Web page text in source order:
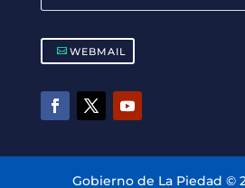
WEBMAIL
Gobierno de La Piedad ©